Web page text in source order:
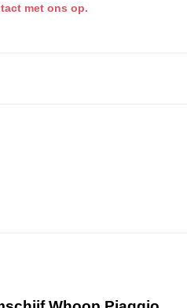
met ons op.